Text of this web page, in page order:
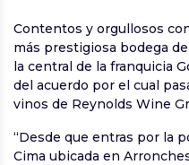
Contentos y orgullosos
más prestigiosa bodega
la central de la franquicia
del acuerdo por el cual
vinos de Reynolds Wine
“Desde que entras por la
Cima ubicada en